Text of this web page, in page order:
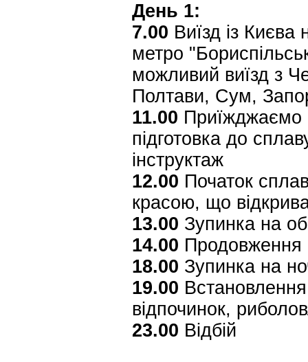
День 1:
7.00 Виїзд із Києва
метро
можливий виїзд з
Полтави, Сум,
11.00 Приїжджаємо
підготовка до
інструктаж
12.00 Початок
красою, що
13.00 Зупинка на
14.00 Продовження
18.00 Зупинка на
19.00
відпочинок,
23.00 Відбій